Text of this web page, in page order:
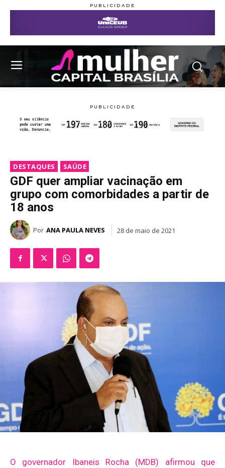
DESTAQUES SAÚDE
GDF quer ampliar vacinação em
grupo com comorbidades a partir de
18 anos
Por ANA PAULA NEVES 28 de maio de 2021
O governador Ibaneis Rocha (MDB) afirmou que